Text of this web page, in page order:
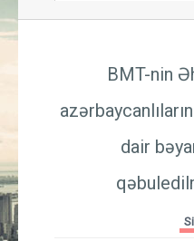
BMT-nin
dair